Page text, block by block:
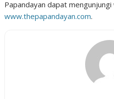
Papandayan dapat
www.thepapandayan.com.